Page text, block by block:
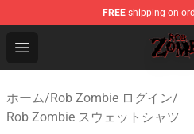
FREE shipping on
Open menu
Rob Zombie Shop -
ホーム/Rob Zombie ログイン/
Rob Zombie スウェットシャツ